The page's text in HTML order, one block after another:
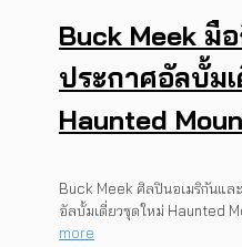
Buck Meek มื
ประกาศอัลบั้ม
Haunted
Buck Meek ศิลปินอเมริกันแล
อัลบั้มเดี่ยวชุดใหม่ Haunted
more